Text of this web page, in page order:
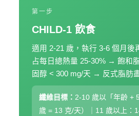
第一步
CHILD-1 飲食
適用 2-21 歲，執行 3-6 個月後
占每日總熱量 25-30% → 飽和
固醇 < 300 mg/天 → 反式脂肪
纖維目標： 2-10 歲以「年齡 +
歲 = 13 克/天）｜11 歲以上：